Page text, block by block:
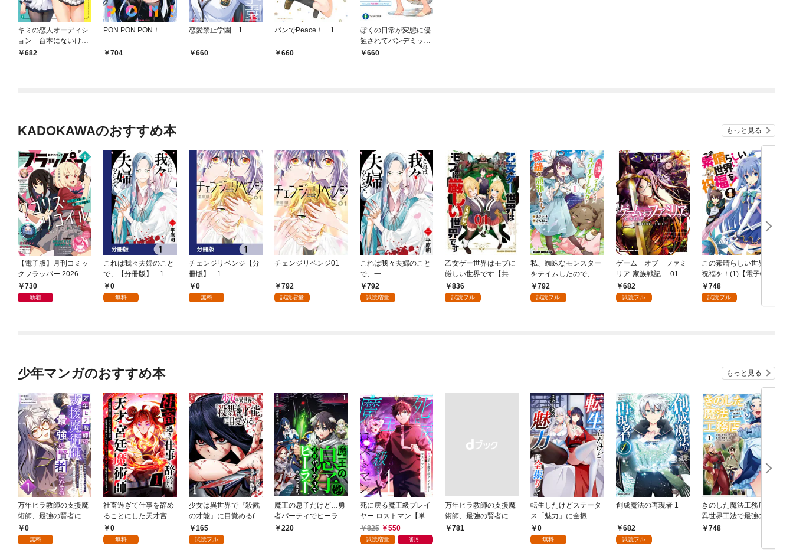
キミの恋人オーディシ
ョン 台本にないけど
キスしていい？【電子
682
PON PON PON！
704
恋愛禁止学園 1
660
パンでPeace！ 1
660
ぼくの日常が変態に侵
蝕されてパンデミッ
ク！？
660
KADOKAWAのおすすめ本 もっと見る
【電子版】月刊コミッ
クフラッパー 2026年9
月号730
新着
これは我々夫婦のこと
で、【分冊版】 1
0
無料
チェンジリベンジ【分
冊版】 1
0
無料
チェンジリベンジ01
792
試読増量
これは我々夫婦のこと
で、一
792
試読増量
乙女ゲー世界はモブに
厳しい世界です【共和
国編】 ０１
836
試読フル
私、蜘蛛なモンスター
をテイムしたので、ス
パイダーシルクで裁縫
を頑張ります！ 1
792
試読フル
ゲーム オブ ファミ
リア-家族戦記- 01
682
試読フル
この素晴らしい世界に
祝福を！(1)【電子特別
版】748
試読フル
少年マンガのおすすめ本 もっと見る
万年ヒラ教師の支援魔
術師、最強の賢者にな
る～不人気の支援魔術
師は給料泥棒だと魔術
0
無料
社畜過ぎて仕事を辞め
ることにした天才宮廷
魔術師～辺境の地でス
ローライフを夢見る
0
無料
少女は異世界で『殺戮
の才能』に目覚める(話
売り) #1
165
試読フル
魔王の息子だけど…勇
者パーティでヒーラー
やってます。1
220
死に戻る魔王級プレイ
ヤー ロストマン【単行
本版】 1巻
825 550
試読増量 割引
万年ヒラ教師の支援魔
術師、最強の賢者にな
る～不人気の支援魔術
￥781
転生したけどステータ
ス「魅力」に全振
り！？(1)
0
無料
創成魔法の再現者 1
682
試読フル
きのした魔法工務店
異世界工法で最強の家
づくりを（コミック）
748